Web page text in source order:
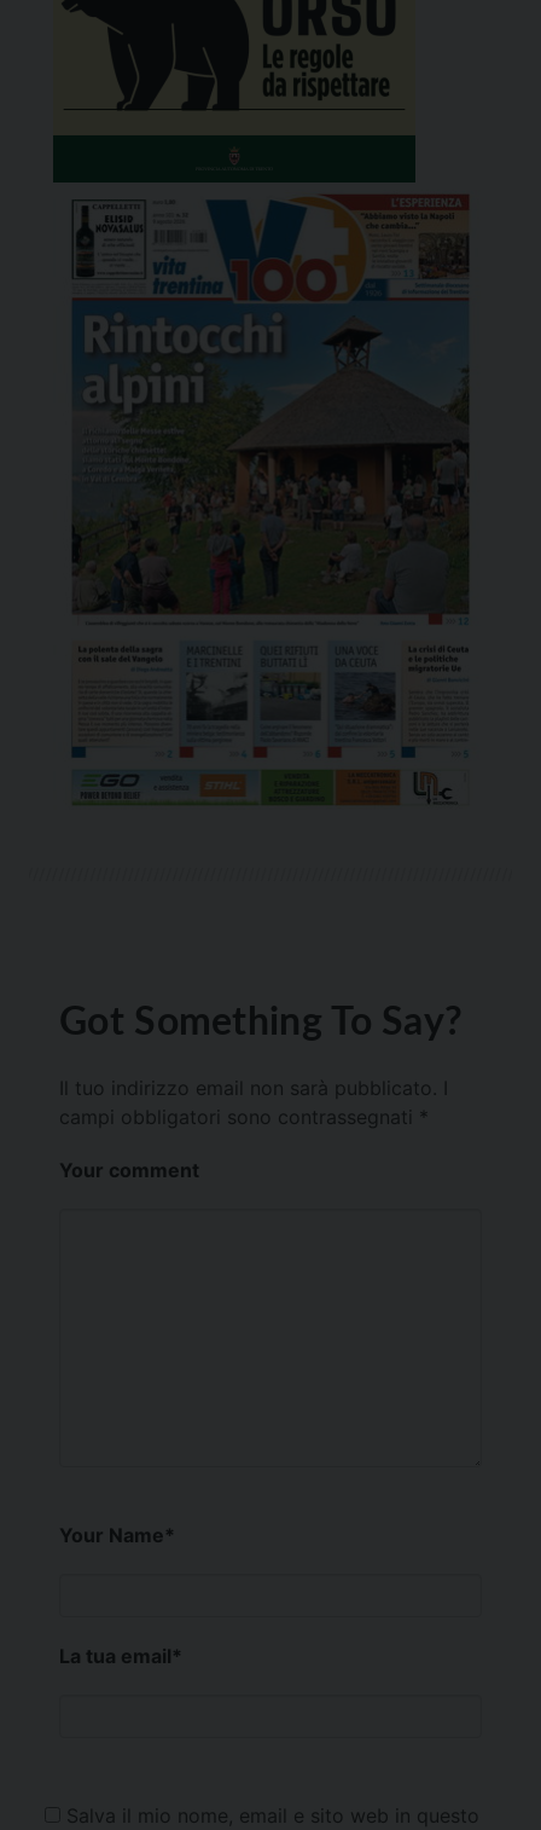
Got Something To Say?
Il tuo indirizzo email non sarà pubblicato.
campi obbligatori sono contrassegnati *
Your comment
Your Name*
La tua email*
Salva il mio nome, email e sito web in questo